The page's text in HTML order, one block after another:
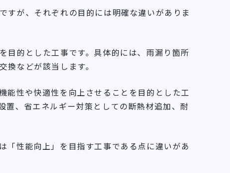
すが、それぞれの目的には明確な違いがありま
目的とした工事です。具体的には、雨漏り箇所
などが該当します。
能性や快適性を向上させることを目的とした工
置、省エネルギー対策としての断熱材追加、耐
「性能向上」を目指す工事である点に違いがあ